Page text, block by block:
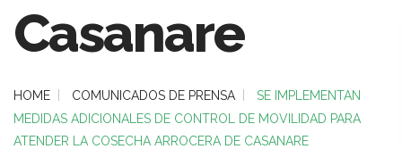
Casanare
HOME COMUNICADOS DE PRENSA
SE IMPLEMENTAN
MEDIDAS ADICIONALES DE CONTROL DE MOVILIDAD PARA
ATENDER LA COSECHA ARROCERA DE CASANARE